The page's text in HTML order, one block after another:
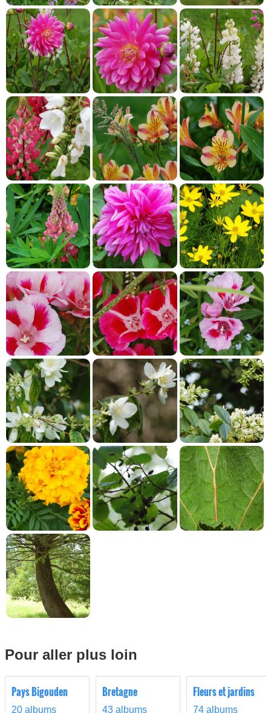
Pour aller plus loin
Pays Bigouden
20 albums
Bretagne
43 albums
Fleurs et jardins
74 albums